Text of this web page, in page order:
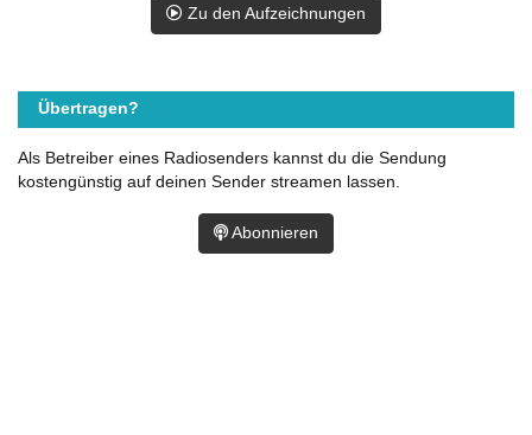
Zu den Aufzeichnungen
Übertragen?
Als Betreiber eines Radiosenders kannst du die Sendung
kostengünstig auf deinen Sender streamen lassen.
Abonnieren